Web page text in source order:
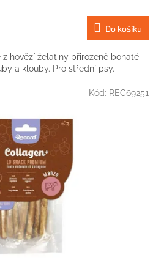
Do košíku
hovězí želatiny přirozeně bohaté
a klouby. Pro střední psy.
Kód: REC69251